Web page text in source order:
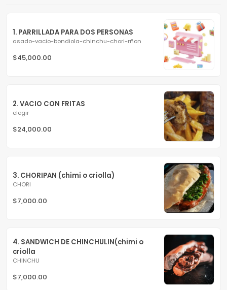
1. PARRILLADA PARA DOS PERSONAS
asado-vacio-bondiola-chinchu-chori-rñon
$45,000.00
2. VACIO CON FRITAS
elegir
$24,000.00
3. CHORIPAN (chimi o criolla)
CHORI
$7,000.00
4. SANDWICH DE CHINCHULIN(chimi o
criolla
CHINCHU
$7,000.00